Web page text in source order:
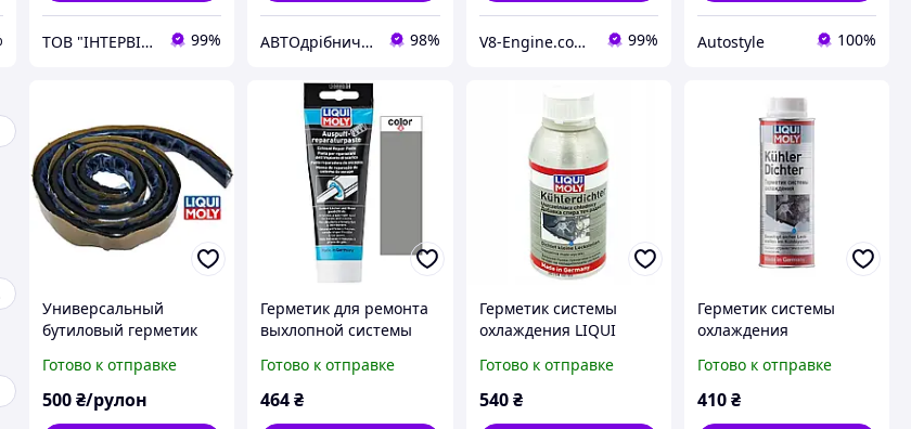
ТОВ "ІНТЕРВІС ГРУП" 99% АВТОдрібнички 98% V8-Engine.com.ua Авто-расходники 99% Autostyle 100%
Универсальный
бутиловый герметик
Abdicht Rundschnur 1м
Готово к отправке
500₴/рулон
Герметик для ремонта
выхлопной системы
Reparatur Paste 200г
Готово к отправке
464₴
Герметик системы
охлаждения LIQUI
150 мл (8347)
Готово к отправке
540 ₴
Герметик системы
охлаждения
Kuhler Dichter 0,25 л
Готово к отправке
410₴